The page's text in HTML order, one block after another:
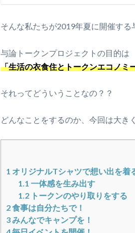
そんな私たちが2019年夏に開催する
与論トークンプロジェクトの目的は
「生活の衣食住とトークンエコノミ
それってどういうことなの？？
どんなことをするのか、今回は大き
1 オリジナルTシャツで想い出を着
1.1 一体感を生み出す
1.2 トークンのやり取りをする
2食事は自分たちで！
3みんなでキャンプを！